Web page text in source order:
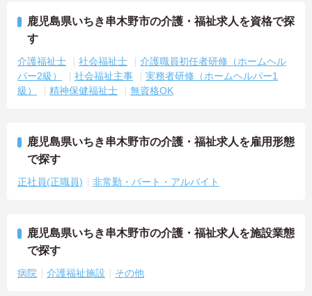
鹿児島県いちき串木野市の介護・福祉求人を資格で探
す
介護福祉士 社会福祉士
介護職員初任者研修（ホームヘル
パー2級）
社会福祉主事
実務者研修（ホームヘルパー1
級）
精神保健福祉士 無資格OK
鹿児島県いちき串木野市の介護・福祉求人を雇用形態
で探す
正社員(正職員) 非常勤・パート・アルバイト
鹿児島県いちき串木野市の介護・福祉求人を施設業態
で探す
病院 介護福祉施設 その他